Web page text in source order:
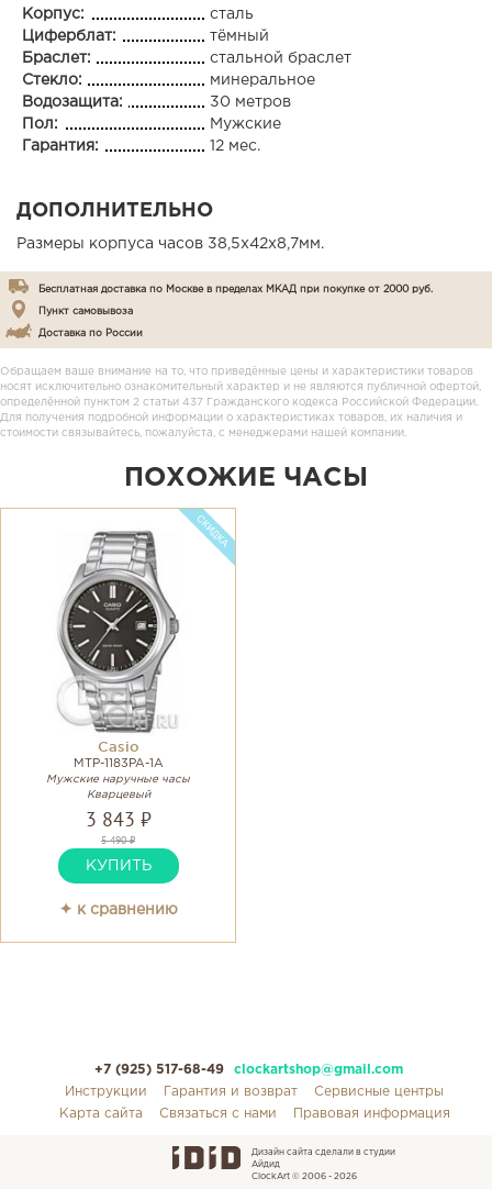
Корпус:
сталь
Циферблат:
тёмный
Браслет:
стальной браслет
Стекло:
минеральное
Водозащита:
30 метров
Пол:
Мужские
Гарантия:
12 мес.
ДОПОЛНИТЕЛЬНО
Размеры корпуса часов 38,5х42х8,7мм.
Бесплатная доставка по Москве в пределах МКАД при покупке от 2000 руб.
Пункт самовывоза
Доставка по России
Обращаем ваше внимание на то, что приведённые цены и характеристики товаров
носят исключительно ознакомительный характер и не являются публичной офертой,
определённой пунктом 2 статьи 437 Гражданского кодекса Российской Федерации.
Для получения подробной информации о характеристиках товаров, их наличия и
стоимости связывайтесь, пожалуйста, с менеджерами нашей компании.
ПОХОЖИЕ ЧАСЫ
Casio
MTP-1183PA-1A
Мужские наручные часы
Кварцевый
3 843 ₽
5 490 ₽
КУПИТЬ
✦ к сравнению
+7 (925) 517-68-49
clockartshop@gmail.com
Инструкции
Гарантия и возврат
Сервисные центры
Карта сайта
Связаться с нами Правовая информация
Дизайн сайта сделали в студии
Айдид
ClockArt © 2006 - 2026